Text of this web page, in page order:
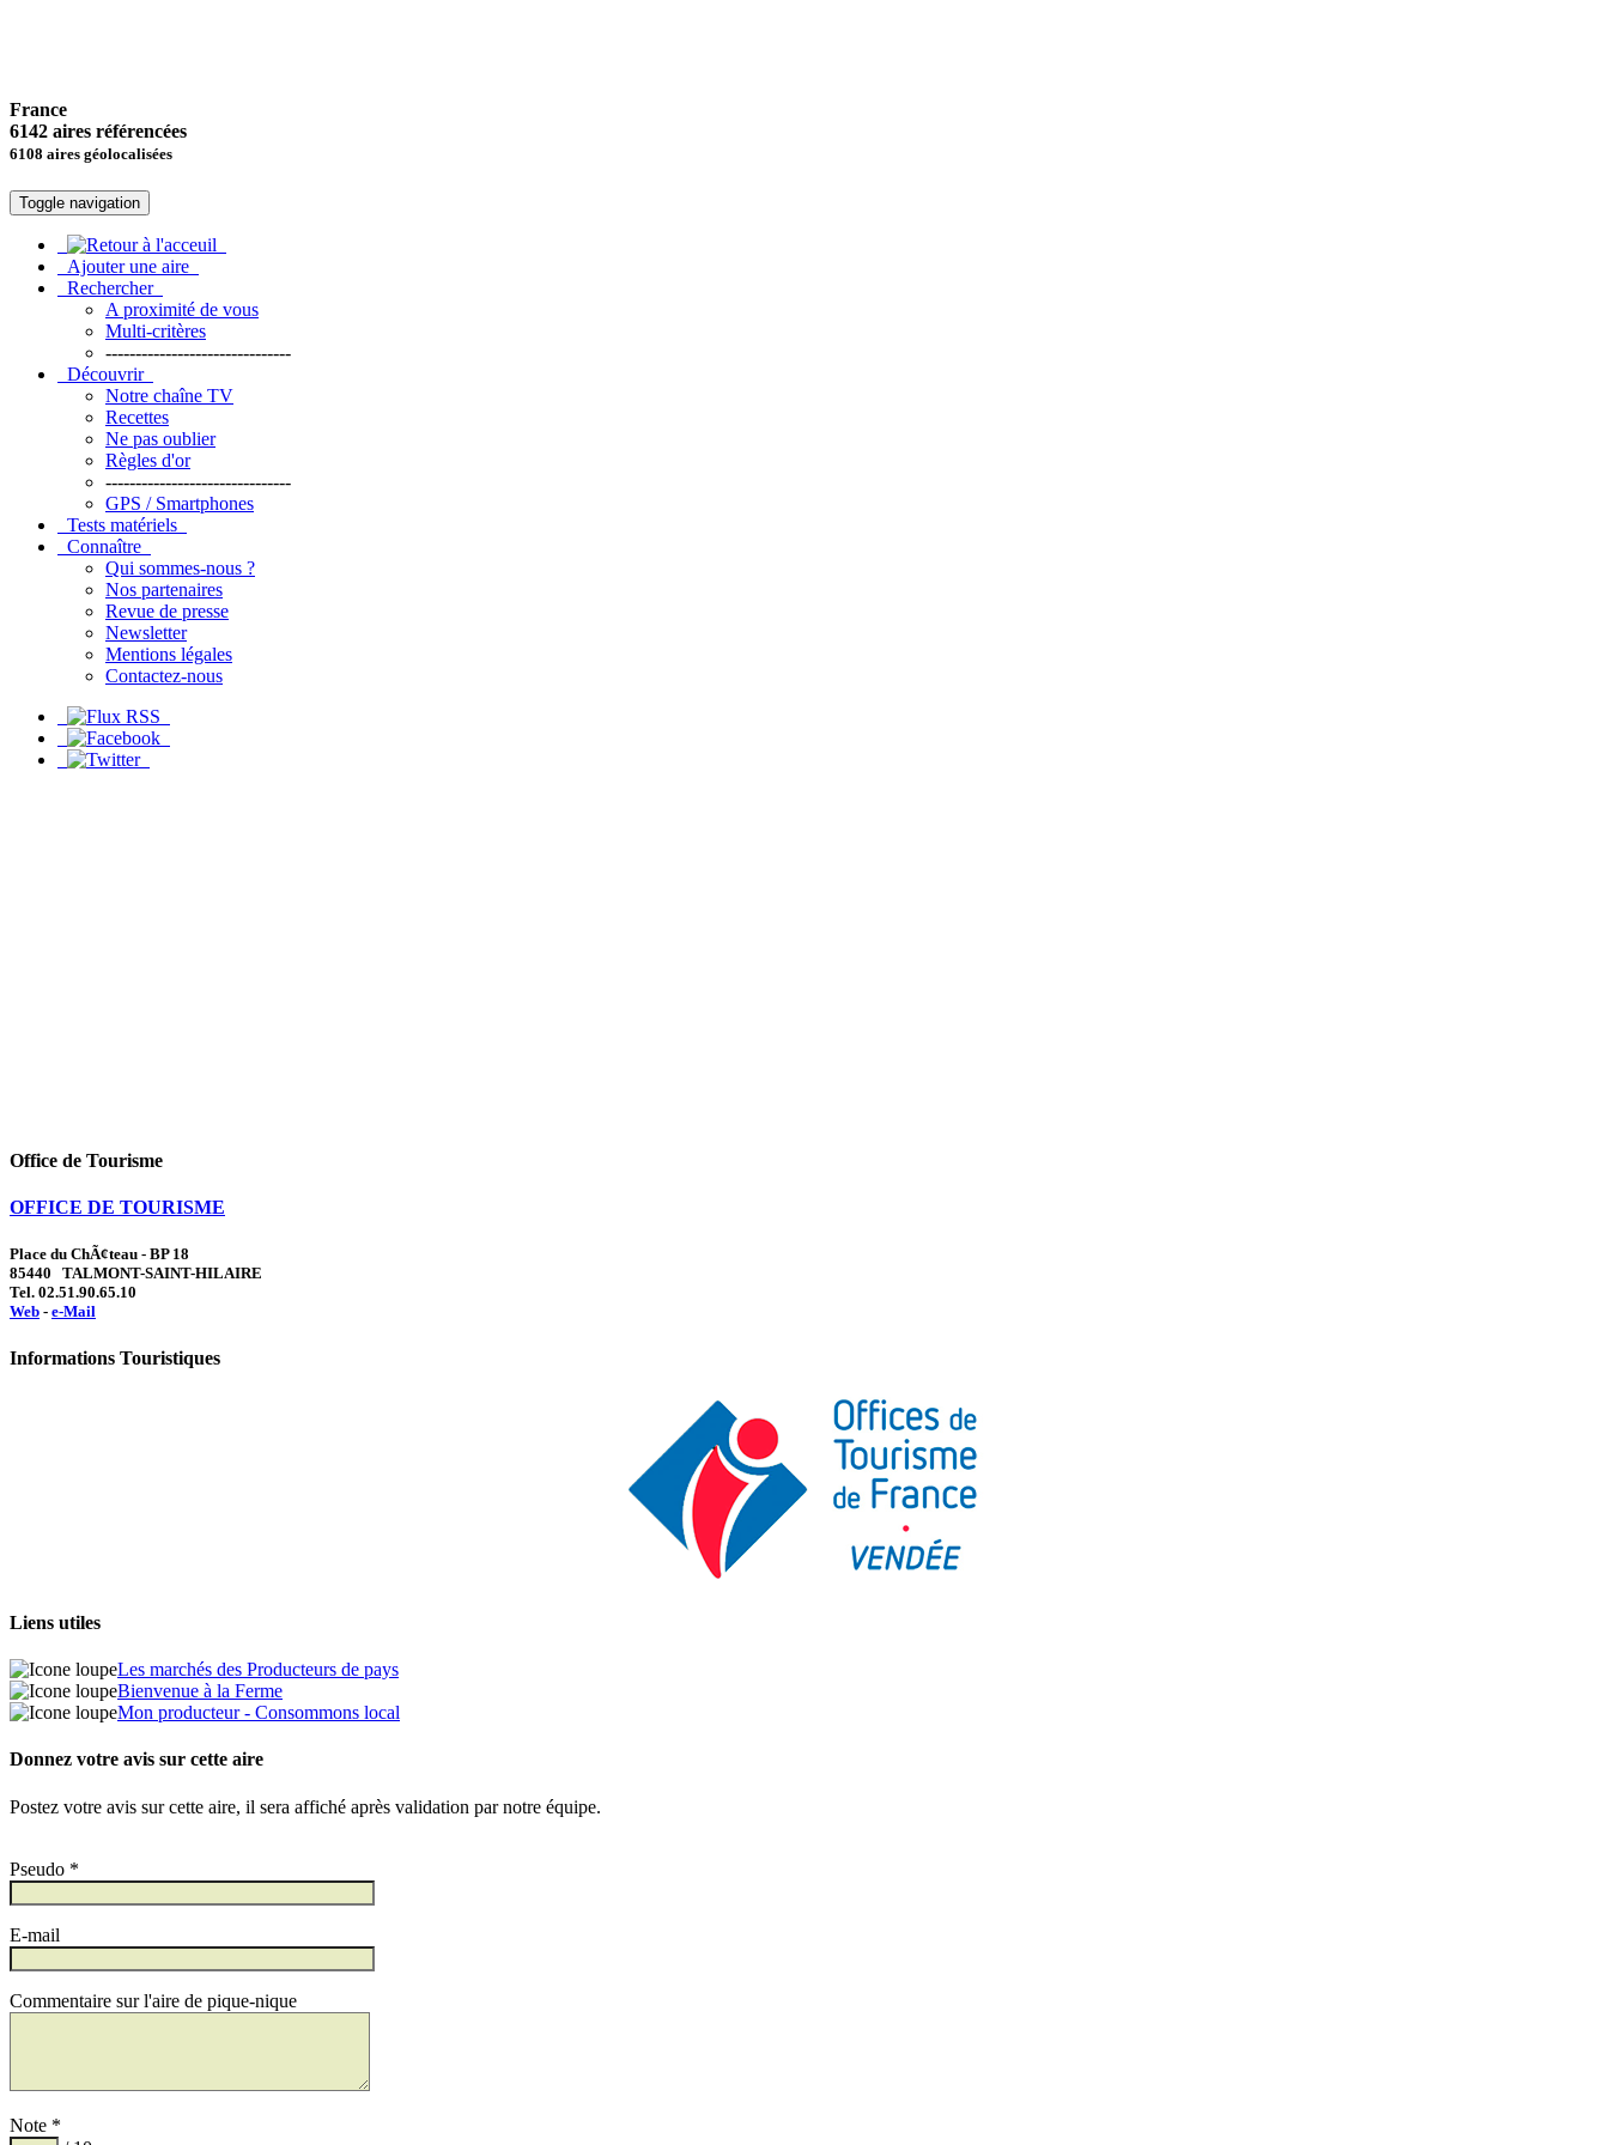
France
6142 aires référencées
6108 aires géolocalisées
Toggle navigation
Ajouter une aire
Rechercher
A proximité de vous
Multi-critères
-------------------------------
Découvrir
Notre chaîne TV
Recettes
Ne pas oublier
Règles d'or
-------------------------------
GPS / Smartphones
Tests matériels
Connaître
Qui sommes-nous ?
Nos partenaires
Revue de presse
Newsletter
Mentions légales
Contactez-nous
Office de Tourisme
OFFICE DE TOURISME
Place du ChÃ¢teau - BP 18
85440 TALMONT-SAINT-HILAIRE
Tel. 02.51.90.65.10
Web - e-Mail
Informations Touristiques
Liens utiles
Les marchés des Producteurs de pays
Bienvenue à la Ferme
Mon producteur - Consommons local
Donnez votre avis sur cette aire
Postez votre avis sur cette aire, il sera affiché après validation par notre équipe.
Pseudo *
E-mail
Commentaire sur l'aire de pique-nique
Note *